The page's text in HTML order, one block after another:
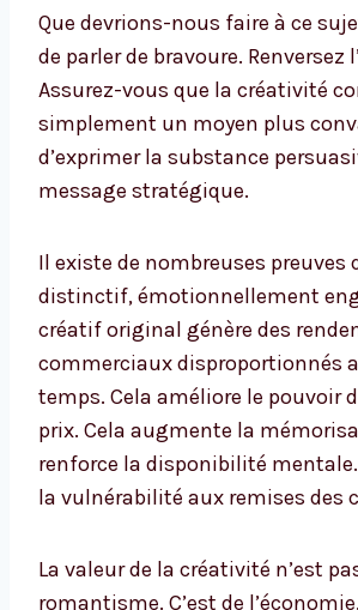
Que devrions-nous faire à ce
de parler de bravoure. Renversez
Assurez-vous que la créativité
simplement un moyen plus
d’exprimer la substance
message stratégique.
Il existe de nombreuses preuves
distinctif, émotionnellement
créatif original génère des
commerciaux disproportionnés
temps. Cela améliore le pouvoir
prix. Cela augmente la
renforce la disponibilité
la vulnérabilité aux remises des
La valeur de la créativité n’est
romantisme. C’est de